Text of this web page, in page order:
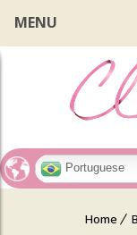
Portuguese
MENU
Home